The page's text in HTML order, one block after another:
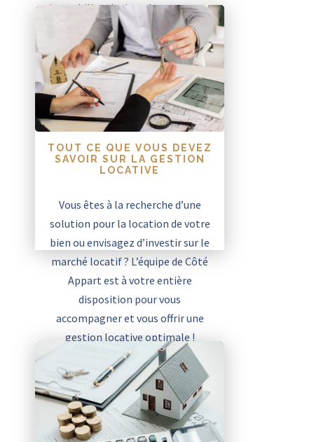
immobilier ainsi que leurs retours
sur leur expérience avec notre
agence !
TOUT CE QUE VOUS DEVEZ
SAVOIR SUR LA GESTION
LOCATIVE
Vous êtes à la recherche d’une
solution pour la location de votre
bien ou envisagez d’investir sur le
marché locatif ? L’équipe de Côté
Appart est à votre entière
disposition pour vous
accompagner et vous offrir une
gestion locative optimale !